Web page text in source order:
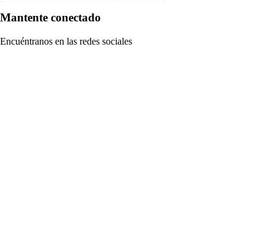
Mantente conectado
Encuéntranos en las redes sociales